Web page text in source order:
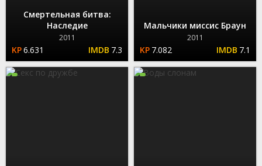
Смертельная битва:
Наследие
2011
6.631 7.3
Мальчики миссис Браун
2011
7.082 7.1